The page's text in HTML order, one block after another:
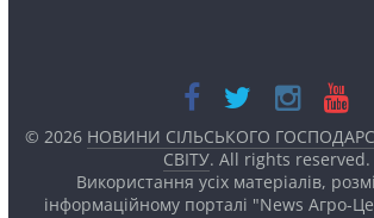
© 2026 НОВИНИ СІЛЬСЬКОГО
СВІТУ. All rights reserved.
Використання усіх матеріалів,
інформаційному порталі "News Агро-